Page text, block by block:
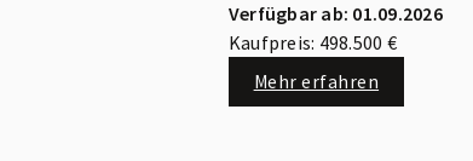
Verfügbar ab: 01.09.2026
Kaufpreis: 498.500 €
Mehr erfahren